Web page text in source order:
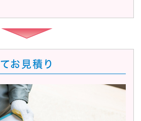
お見積り